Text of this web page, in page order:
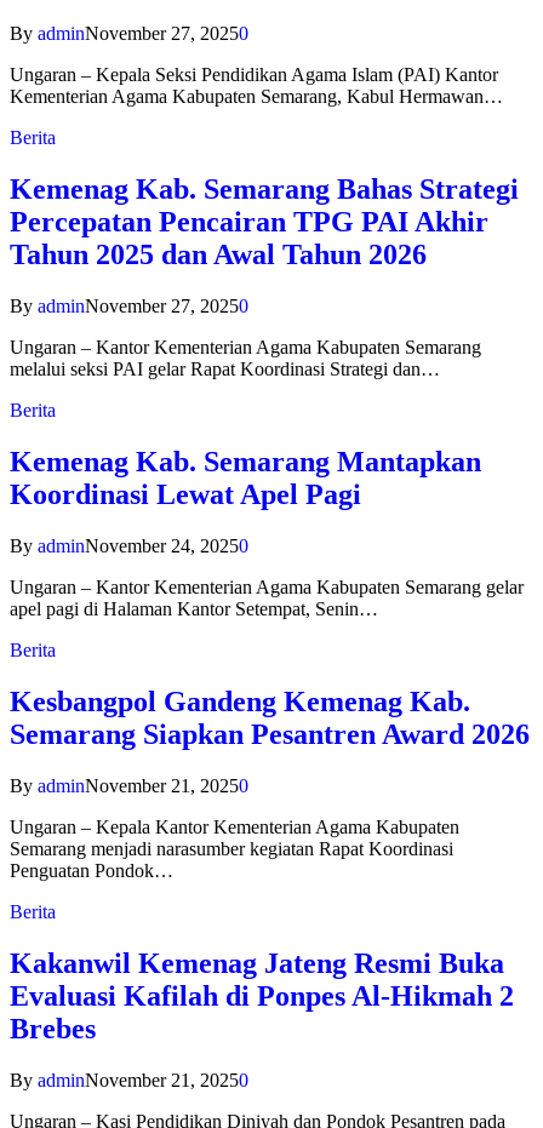
By adminNovember 27, 20250
Ungaran – Kepala Seksi Pendidikan Agama Islam (PAI) Kantor
Kementerian Agama Kabupaten Semarang, Kabul Hermawan…
Berita
Kemenag Kab. Semarang Bahas Strategi
Percepatan Pencairan TPG PAI Akhir
Tahun 2025 dan Awal Tahun 2026
By adminNovember 27, 20250
Ungaran – Kantor Kementerian Agama Kabupaten Semarang
melalui seksi PAI gelar Rapat Koordinasi Strategi dan…
Berita
Kemenag Kab. Semarang Mantapkan
Koordinasi Lewat Apel Pagi
By adminNovember 24, 20250
Ungaran – Kantor Kementerian Agama Kabupaten Semarang gelar
apel pagi di Halaman Kantor Setempat, Senin…
Berita
Kesbangpol Gandeng Kemenag Kab.
Semarang Siapkan Pesantren Award 2026
By adminNovember 21, 20250
Ungaran – Kepala Kantor Kementerian Agama Kabupaten
Semarang menjadi narasumber kegiatan Rapat Koordinasi
Penguatan Pondok…
Berita
Kakanwil Kemenag Jateng Resmi Buka
Evaluasi Kafilah di Ponpes Al-Hikmah 2
Brebes
By adminNovember 21, 20250
Ungaran – Kasi Pendidikan Diniyah dan Pondok Pesantren pada